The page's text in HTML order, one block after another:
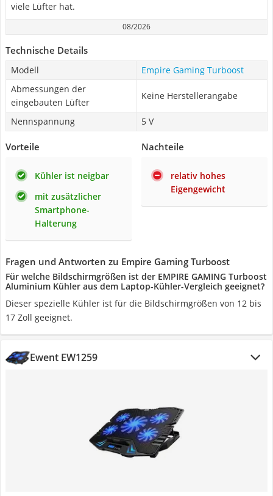
viele Lüfter hat.
08/2026
Technische Details
Modell
Empire Gaming Turboost
Abmessungen der
eingebauten Lüfter
Keine Herstellerangabe
Nennspannung 5 V
Vorteile
Kühler ist neigbar
mit zusätzlicher
Smartphone-
Halterung
Nachteile
relativ hohes
Eigengewicht
Fragen und Antworten zu Empire Gaming Turboost
Für welche Bildschirmgrößen ist der EMPIRE GAMING Turboost
Aluminium Kühler aus dem Laptop-Kühler-Vergleich geeignet?
Dieser spezielle Kühler ist für die Bildschirmgrößen von 12 bis
17 Zoll geeignet.
Ewent EW1259